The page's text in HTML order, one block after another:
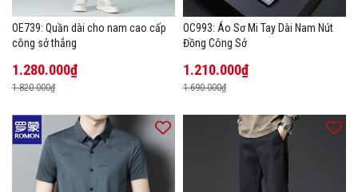
OE739: Quần dài cho nam cao cấp
công sở thẳng
1.280.000₫
1.820.000₫
OC993: Áo Sơ Mi Tay Dài Nam Nút
Đồng Công Sở
1.210.000₫
1.690.000₫